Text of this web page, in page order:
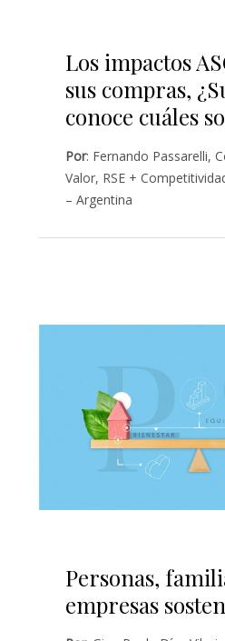
Los impactos
sus compras,
conoce cuáles
Por: Fernando Passarelli,
Valor, RSE +
– Argentina
Personas,
empresas